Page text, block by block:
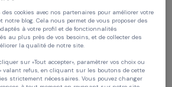
pro
Agences de la Démocratie
des cookies avec nos partenaires pour améliorer
et notre blog. Cela nous permet de vous proposer
adaptés à votre profil et de fonctionnalités
Continuer sans accepter